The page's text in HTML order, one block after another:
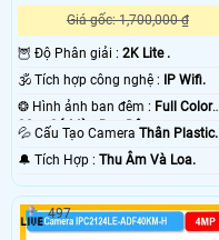
Giá gốc: 1,700,000 ₫
🦉 Độ Phân giải : 2K Lite .
🕉️ Tích hợp công nghệ :
IP Wifi.
❂ Hình ảnh ban đêm : Full Color
30m Có Màu Ban Ðêm.
💦 Cấu Tạo Camera Thân Plastic.
️🔔 Tích Hợp : Thu Âm Và Loa.
497